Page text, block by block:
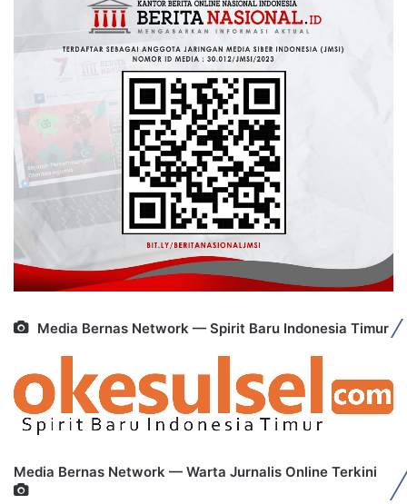
Media Bernas Network — Spirit Baru Indonesia Timur
Media Bernas Network — Warta Jurnalis Online Terkini